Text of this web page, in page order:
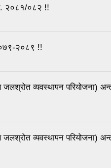
२०८१/०८२ !!
२०८९ !!
व्यवस्थापन परियोजना)
व्यवस्थापन परियोजना)